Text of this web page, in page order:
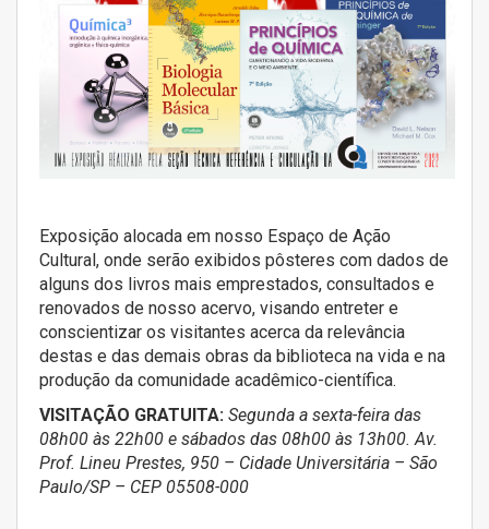
Exposição alocada em nosso Espaço de Ação
Cultural, onde serão exibidos pôsteres com dados de
alguns dos livros mais emprestados, consultados e
renovados de nosso acervo, visando entreter e
conscientizar os visitantes acerca da relevância
destas e das demais obras da biblioteca na vida e na
produção da comunidade acadêmico-científica.
VISITAÇÃO GRATUITA: Segunda a sexta-feira das
08h00 às 22h00 e sábados das 08h00 às 13h00. Av.
Prof. Lineu Prestes, 950 – Cidade Universitária – São
Paulo/SP – CEP 05508-000